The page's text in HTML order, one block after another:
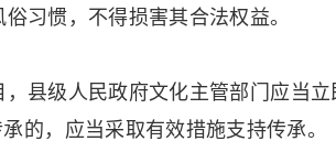
习惯，不得损害其合法权益。
县级人民政府文化主管部门应当立
的，应当采取有效措施支持传承。